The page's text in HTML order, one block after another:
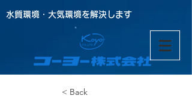
水質環境・大気環境を解決します
< Back